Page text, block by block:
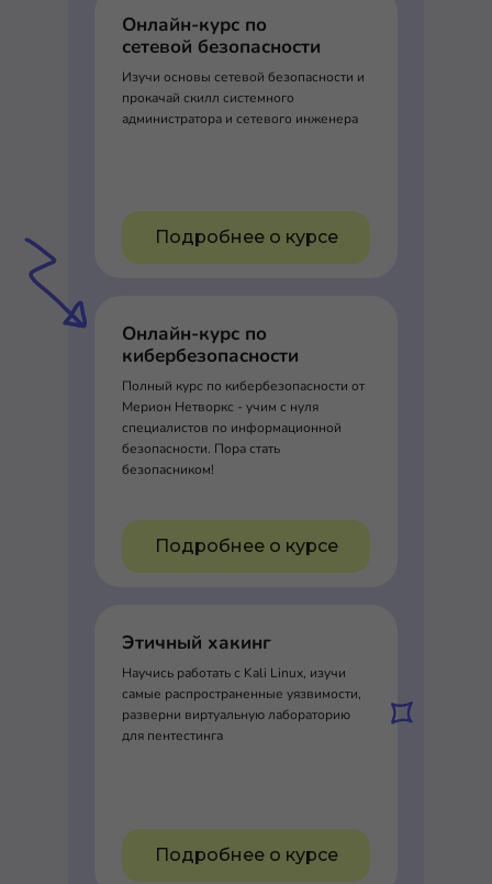
Онлайн-курс по
сетевой безопасности
Изучи основы сетевой безопасности и
прокачай скилл системного
администратора и сетевого инженера
Подробнее о курсе
Онлайн-курс по
кибербезопасности
Полный курс по кибербезопасности от
Мерион Нетворкс - учим с нуля
специалистов по информационной
безопасности. Пора стать
безопасником!
Подробнее о курсе
Этичный хакинг
Научись работать с Kali Linux, изучи
самые распространенные уязвимости,
разверни виртуальную лабораторию
для пентестинга
Подробнее о курсе